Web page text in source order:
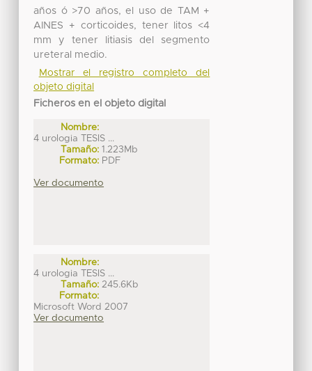
años ó >70 años, el uso de TAM +
AINES + corticoides, tener litos <4
mm y tener litiasis del segmento
ureteral medio.
Mostrar el registro completo del
objeto digital
Ficheros en el objeto digital
Nombre:
4 urologia TESIS ...
Tamaño: 1.223Mb
Formato: PDF
Ver documento
Nombre:
4 urologia TESIS ...
Tamaño: 245.6Kb
Formato:
Microsoft Word 2007
Ver documento